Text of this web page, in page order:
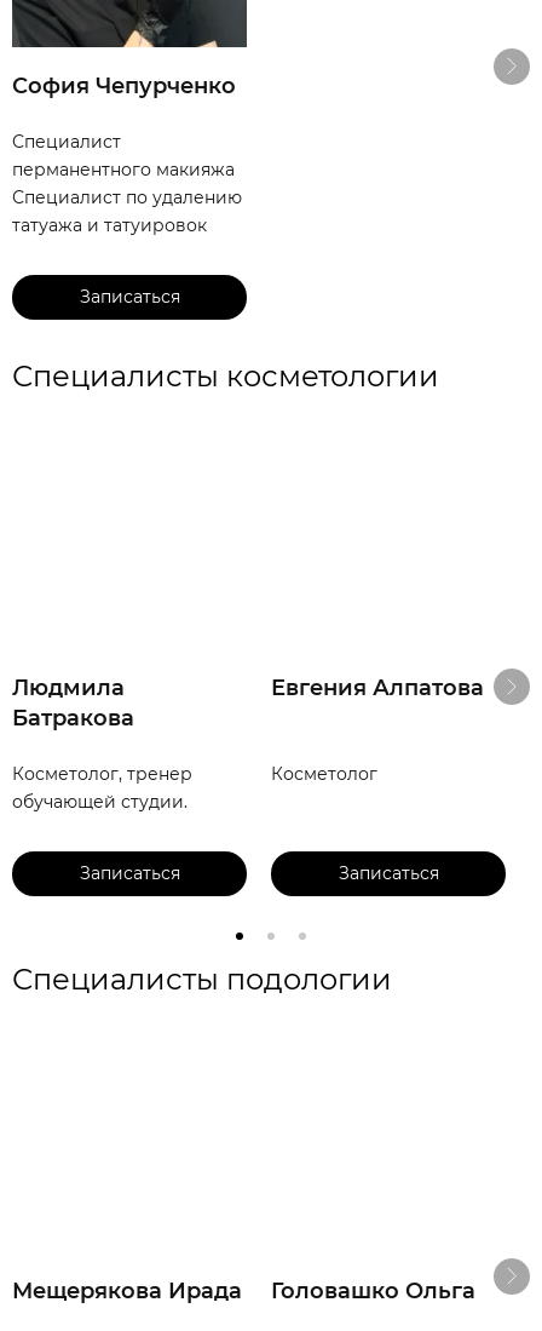
София Чепурченко
Специалист
перманентного макияжа
Специалист по удалению
татуажа и татуировок
Записаться
Специалисты косметологии
Людмила
Батракова
Косметолог, тренер
обучающей студии.
Записаться
Евгения Алпатова
Косметолог
Записаться
Специалисты подологии
Мещерякова Ирада Головашко Ольга